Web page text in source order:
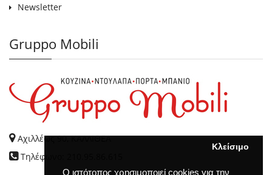
Ο ιστότοπος χρησιμοποιεί cookies για την
Κλείσιμο
Newsletter
Gruppo Mobili
Αχιλλέως 90, ΚΑΛΛΙΘΕΑ
Τηλέφωνο: 210.95.86.615